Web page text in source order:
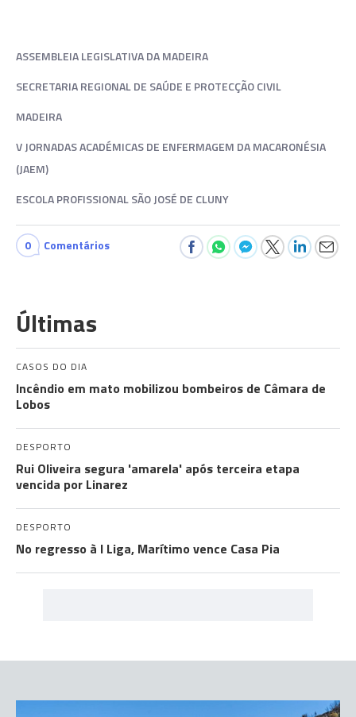
ASSEMBLEIA LEGISLATIVA DA MADEIRA
SECRETARIA REGIONAL DE SAÚDE E PROTECÇÃO CIVIL
MADEIRA
V JORNADAS ACADÉMICAS DE ENFERMAGEM DA MACARONÉSIA
(JAEM)
ESCOLA PROFISSIONAL SÃO JOSÉ DE CLUNY
0 Comentários
Últimas
CASOS DO DIA
Incêndio em mato mobilizou bombeiros de Câmara de
Lobos
DESPORTO
Rui Oliveira segura 'amarela' após terceira etapa
vencida por Linarez
DESPORTO
No regresso à I Liga, Marítimo vence Casa Pia